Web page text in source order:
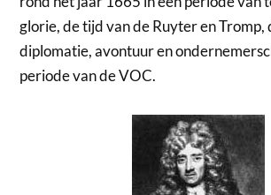
glorie, de tijd van de Ruyter en Tromp,
diplomatie, avontuur en
periode van de VOC.